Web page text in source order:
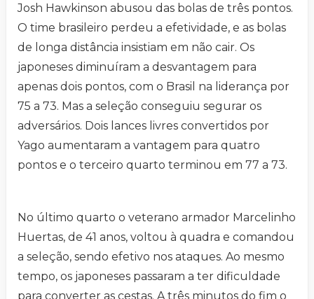
Josh Hawkinson abusou das bolas de três pontos.
O time brasileiro perdeu a efetividade, e as bolas
de longa distância insistiam em não cair. Os
japoneses diminuíram a desvantagem para
apenas dois pontos, com o Brasil na liderança por
75 a 73. Mas a seleção conseguiu segurar os
adversários. Dois lances livres convertidos por
Yago aumentaram a vantagem para quatro
pontos e o terceiro quarto terminou em 77 a 73.
No último quarto o veterano armador Marcelinho
Huertas, de 41 anos, voltou à quadra e comandou
a seleção, sendo efetivo nos ataques. Ao mesmo
tempo, os japoneses passaram a ter dificuldade
para converter as cestas. A três minutos do fim o